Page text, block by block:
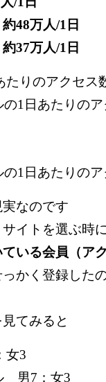
48万人/1日
37万人/1日
たりのアクセス
の1日あたりの
1日あたりの
なのです
イトを選ぶ時
いる会員（ア
っかく登録した
てみると
女3
男7：女3